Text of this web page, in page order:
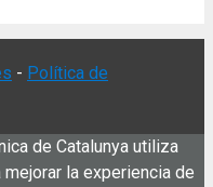
- Política de
de Catalunya utiliza
la experiencia de